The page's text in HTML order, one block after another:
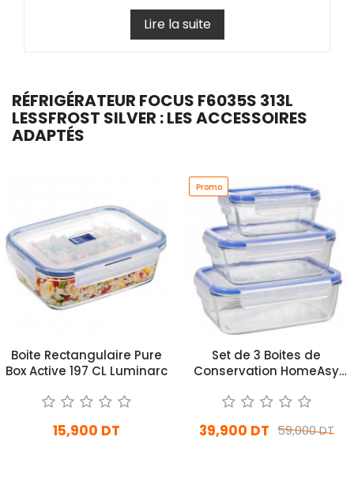
Lire la suite
RÉFRIGÉRATEUR FOCUS F6035S 313L
LESSFROST SILVER : LES ACCESSOIRES
ADAPTÉS
Boite Rectangulaire Pure
Box Active 197 CL Luminarc
15,900 DT
Promo
Promo
Set de 3 Boites de
Conservation HomeAsy
59,000 DT
39,900 DT